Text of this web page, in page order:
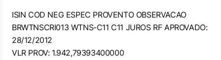
ISIN COD NEG ESPEC PROVENTO OBSERVACAO
BRWTNSCRI013 WTNS-C11 C11 JUROS RF APROVADO:
28/12/2012
VLR PROV: 1.942,79393400000